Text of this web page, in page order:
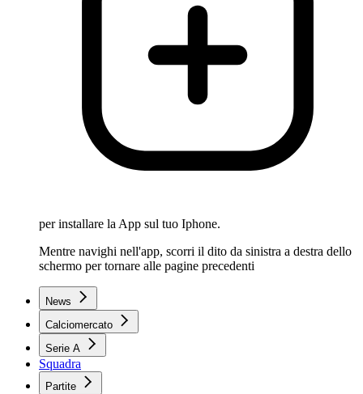
per installare la App sul tuo Iphone.
Mentre navighi nell'app, scorri il dito da sinistra a destra dello
schermo per tornare alle pagine precedenti
News
Calciomercato
Serie A
Squadra
Partite